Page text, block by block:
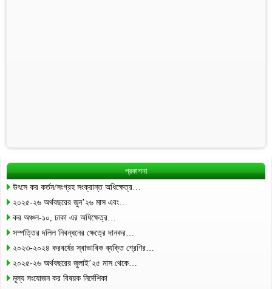
প্রকাশনা
উৎসে কর কর্তন/সংগ্রহ সংক্রান্ত অধিক্ষেত্র…
২০২৫-২৬ অর্থবছরের জুন’২৬ মাস এবং…
কর অঞ্চল-১০, ঢাকা এর অধিক্ষেত্র…
সম্পত্তির দলিল নিবন্ধনের ক্ষেত্রে দানকর…
২০২৩-২০২৪ করবর্ষের স্বাভাবিক ব্যক্তি শ্রেণির…
২০২৫-২৬ অর্থবছরের জুলাই’২৫ মাস থেকে…
মূল্য সংযোজন কর বিষয়ক নির্দেশিকা